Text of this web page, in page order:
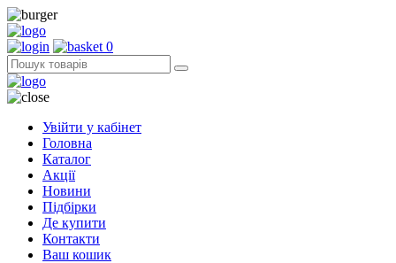
0
Увійти у кабінет
Головна
Каталог
Акції
Новини
Підбірки
Де купити
Контакти
Ваш кошик